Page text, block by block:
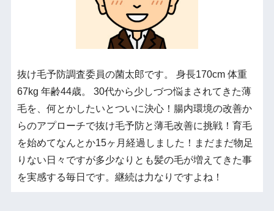
抜け毛予防調査委員の菌太郎です。 身長170cm 体重
67kg 年齢44歳。 30代から少しづつ悩まされてきた薄
毛を、何とかしたいとついに決心！腸内環境の改善か
らのアプローチで抜け毛予防と薄毛改善に挑戦！育毛
を始めてなんとか15ヶ月経過しました！まだまだ物足
りない日々ですが多少なりとも髪の毛が増えてきた事
を実感する毎日です。継続は力なりですよね！